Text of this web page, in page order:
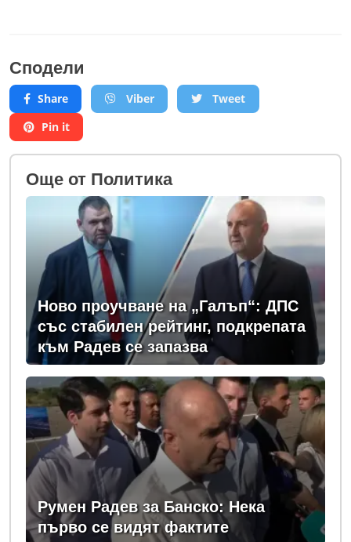
Сподели
Share Viber
Tweet
Pin it
Oще от Политика
Ново проучване на „Галъп“: ДПС
със стабилен рейтинг, подкрепата
към Радев се запазва
Румен Радев за Банско: Нека
първо се видят фактите